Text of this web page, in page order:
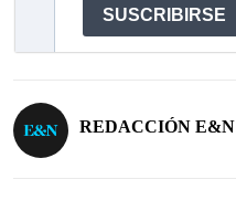
REDACCIÓN E&N